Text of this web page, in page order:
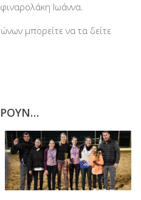
Ιωάννα.
μπορείτε να τα δείτε